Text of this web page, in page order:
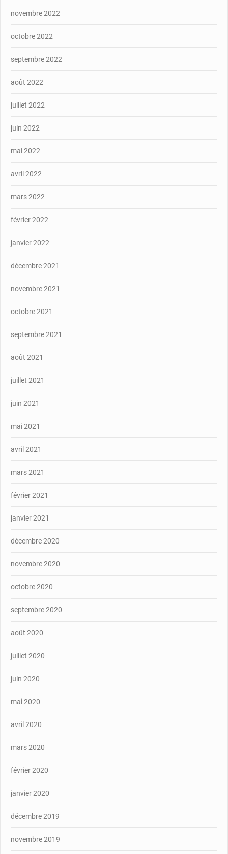
novembre 2022
octobre 2022
septembre 2022
août 2022
juillet 2022
juin 2022
mai 2022
avril 2022
mars 2022
février 2022
janvier 2022
décembre 2021
novembre 2021
octobre 2021
septembre 2021
août 2021
juillet 2021
juin 2021
mai 2021
avril 2021
mars 2021
février 2021
janvier 2021
décembre 2020
novembre 2020
octobre 2020
septembre 2020
août 2020
juillet 2020
juin 2020
mai 2020
avril 2020
mars 2020
février 2020
janvier 2020
décembre 2019
novembre 2019